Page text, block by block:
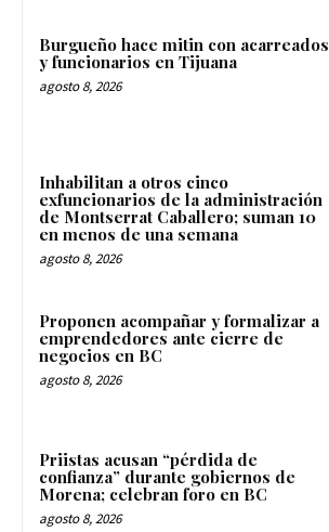
Burgueño hace mitin con acarreados
y funcionarios en Tijuana
agosto 8, 2026
Inhabilitan a otros cinco
exfuncionarios de la administración
de Montserrat Caballero; suman 10
en menos de una semana
agosto 8, 2026
Proponen acompañar y formalizar a
emprendedores ante cierre de
negocios en BC
agosto 8, 2026
Priistas acusan “pérdida de
confianza” durante gobiernos de
Morena; celebran foro en BC
agosto 8, 2026